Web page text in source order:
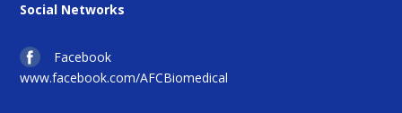
Social Networks
Facebook
www.facebook.com/AFCBiomedical